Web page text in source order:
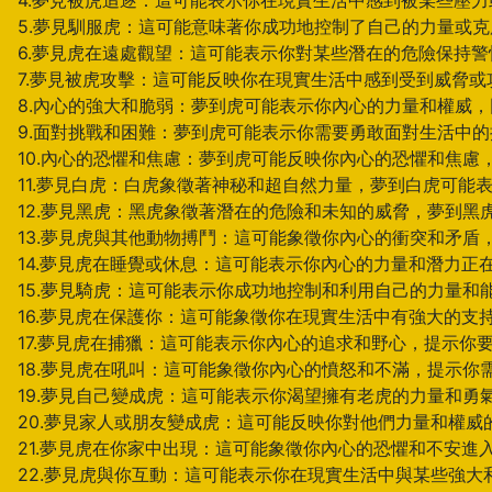
5.夢見馴服虎：這可能意味著你成功地控制了自己的力量或
6.夢見虎在遠處觀望：這可能表示你對某些潛在的危險保持
7.夢見被虎攻擊：這可能反映你在現實生活中感到受到威脅
8.內心的強大和脆弱：夢到虎可能表示你內心的力量和權威
9.面對挑戰和困難：夢到虎可能表示你需要勇敢面對生活中
10.內心的恐懼和焦慮：夢到虎可能反映你內心的恐懼和焦
11.夢見白虎：白虎象徵著神秘和超自然力量，夢到白虎可能
12.夢見黑虎：黑虎象徵著潛在的危險和未知的威脅，夢到
13.夢見虎與其他動物搏鬥：這可能象徵你內心的衝突和矛盾
14.夢見虎在睡覺或休息：這可能表示你內心的力量和潛力
15.夢見騎虎：這可能表示你成功地控制和利用自己的力量
16.夢見虎在保護你：這可能象徵你在現實生活中有強大的
17.夢見虎在捕獵：這可能表示你內心的追求和野心，提示你
18.夢見虎在吼叫：這可能象徵你內心的憤怒和不滿，提示你
19.夢見自己變成虎：這可能表示你渴望擁有老虎的力量和
20.夢見家人或朋友變成虎：這可能反映你對他們力量和權
21.夢見虎在你家中出現：這可能象徵你內心的恐懼和不安
22.夢見虎與你互動：這可能表示你在現實生活中與某些強